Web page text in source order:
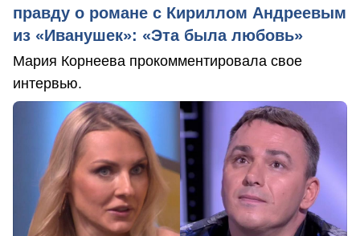
правду о романе с Кириллом Андреевым
из «Иванушек»: «Эта была любовь»
Мария Корнеева прокомментировала свое
интервью.